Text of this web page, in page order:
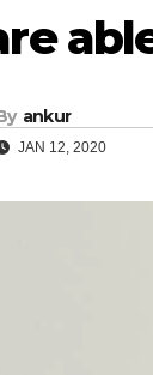
ankur
JAN 12, 2020